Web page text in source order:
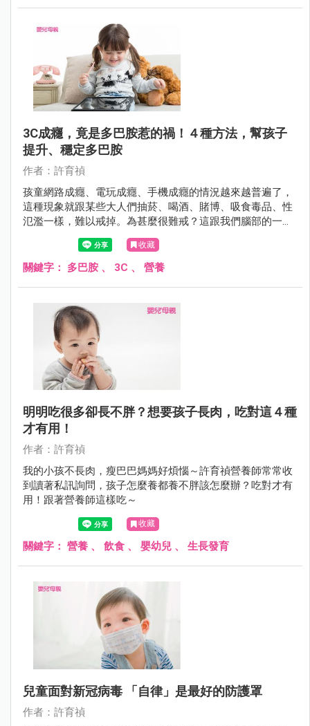
3C成癮，竟是多巴胺惹的禍！４種方法，幫孩子
提升、穩定多巴胺
作者：許育禎
孩童網路成癮、電玩成癮、手機成癮的情況越來越普遍了，
這種現象就跟某些大人們抽菸、喝酒、賭博、吸食毒品、性
氾濫一樣，難以戒掉。為甚麼很難戒？這跟我們腦部的一種
腦神經傳導物質多巴胺有關。
收藏
關鍵字： 多巴胺 、 3C 、 營養
明明吃很多卻長不胖？想要孩子長肉，吃對這４種
才有用！
作者：許育禎
我的小孩不長肉，瘦巴巴媽媽好煩惱～許育禎營養師常常收
到讀著私訊詢問，孩子怎麼養都養不胖該怎麼辦？吃對才有
用！跟著營養師這樣吃～
收藏
關鍵字： 營養 、 飲食 、 嬰幼兒 、 生長發育
兒童面對新冠病毒 「自律」是最好的防護罩
作者：許育禎